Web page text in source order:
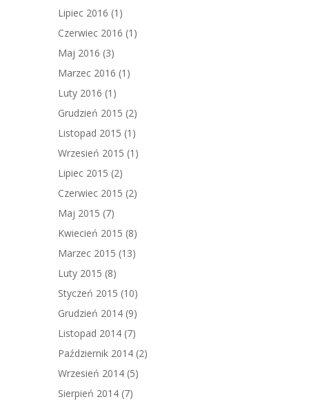
Lipiec 2016 (1)
Czerwiec 2016 (1)
Maj 2016 (3)
Marzec 2016 (1)
Luty 2016 (1)
Grudzień 2015 (2)
Listopad 2015 (1)
Wrzesień 2015 (1)
Lipiec 2015 (2)
Czerwiec 2015 (2)
Maj 2015 (7)
Kwiecień 2015 (8)
Marzec 2015 (13)
Luty 2015 (8)
Styczeń 2015 (10)
Grudzień 2014 (9)
Listopad 2014 (7)
Październik 2014 (2)
Wrzesień 2014 (5)
Sierpień 2014 (7)